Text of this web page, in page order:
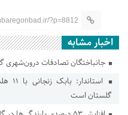
?p=8812
اخبار مشابه
جانباختگان تصادفات درون‌شهری گلستان ۱۷ درصد
گلستان است